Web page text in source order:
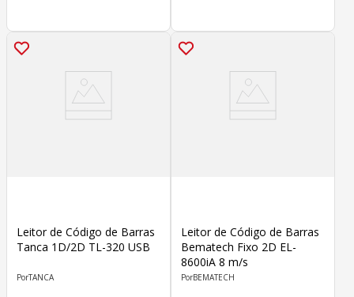
Leitor de Código de Barras
Tanca 1D/2D TL-320 USB
TANCA
Leitor de Código de Barras
Bematech Fixo 2D EL-
8600iA 8 m/s
BEMATECH